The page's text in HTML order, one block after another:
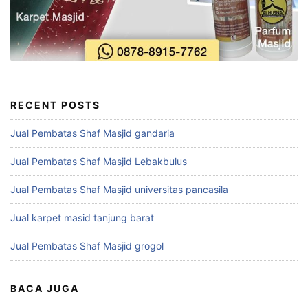
RECENT POSTS
Jual Pembatas Shaf Masjid gandaria
Jual Pembatas Shaf Masjid Lebakbulus
Jual Pembatas Shaf Masjid universitas pancasila
Jual karpet masid tanjung barat
Jual Pembatas Shaf Masjid grogol
BACA JUGA